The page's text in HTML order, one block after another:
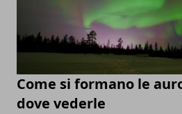
Come si formano le
dove vederle